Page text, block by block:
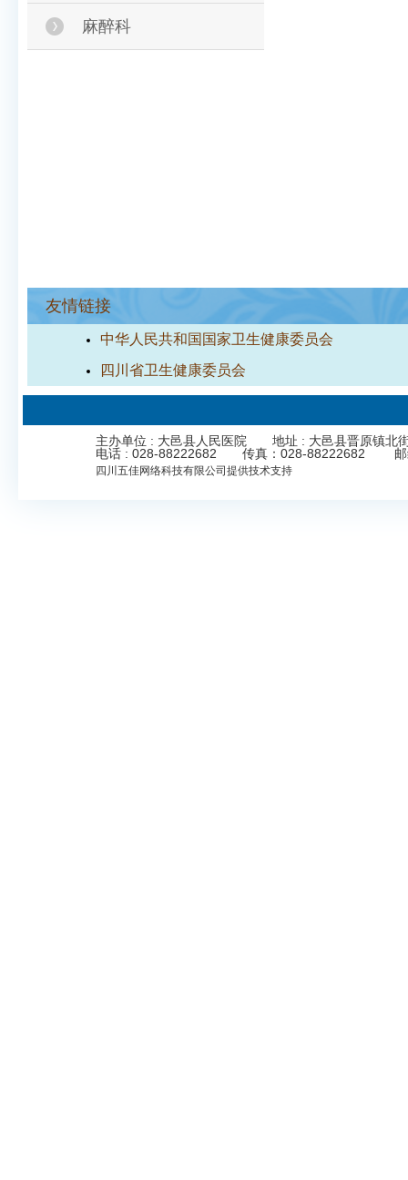
麻醉科
友情链接
中华人民共和国国家卫生健康委员会
四川省卫生健康委员会
主办单位 : 大邑县人民医院 地址 : 大邑县晋原镇北
电话 : 028-88222682 传真：028-88222682
四川五佳网络科技有限公司 提供技术支持